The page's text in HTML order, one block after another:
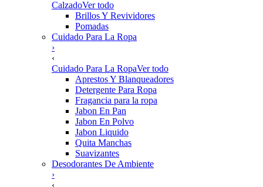
CalzadoVer todo
Brillos Y Revividores
Pomadas
Cuidado Para La Ropa
›
‹
Cuidado Para La RopaVer todo
Aprestos Y Blanqueadores
Detergente Para Ropa
Fragancia para la ropa
Jabon En Pan
Jabon En Polvo
Jabon Liquido
Quita Manchas
Suavizantes
Desodorantes De Ambiente
›
‹